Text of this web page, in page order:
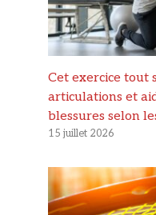
Cet exercice tout
articulations et
blessures selon
15 juillet 2026